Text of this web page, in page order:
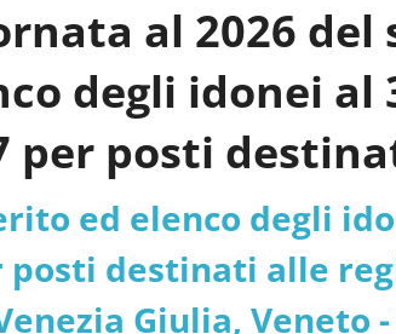
al 2026
degli idonei al
per posti
2025 - Friuli
e del
ed elenco degli
posti destinati alle
Giulia,